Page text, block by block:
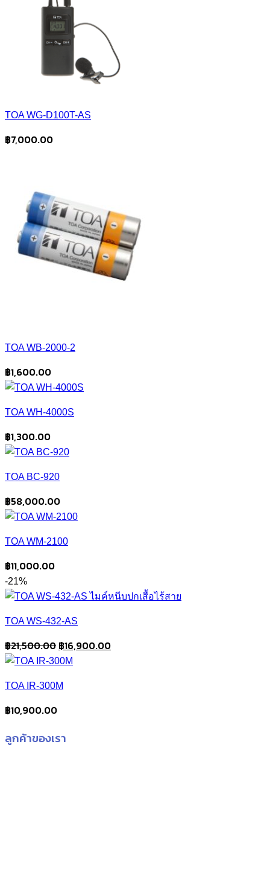
TOA WG-D100T-AS
฿7,000.00
TOA WB-2000-2
฿1,600.00
TOA WH-4000S
฿1,300.00
TOA BC-920
฿58,000.00
TOA WM-2100
฿11,000.00
-21%
TOA WS-432-AS
฿21,500.00 Original
price
฿21,500.00.
฿16,900.00Current
TOA IR-300M
฿10,900.00
ลูกค้าของเรา